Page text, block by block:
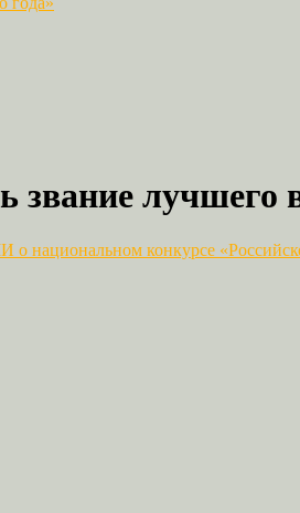
звание лучшего
о национальном конкурсе